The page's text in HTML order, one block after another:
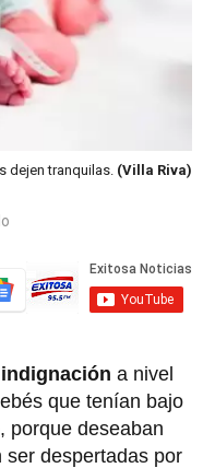
dejen tranquilas. (Villa Riva)
indignación a nivel
que tenían bajo
porque deseaban
ser despertadas por